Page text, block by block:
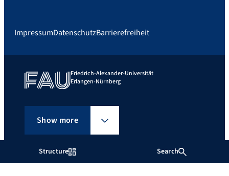
Structure Search
ImpressumDatenschutzBarrierefreiheit
Friedrich-Alexander-Universität
Erlangen-Nürnberg
Show more